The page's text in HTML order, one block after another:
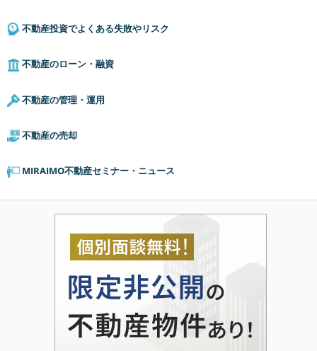
不動産投資でよくある失敗やリスク
不動産のローン・融資
不動産の管理・運用
不動産の売却
MIRAIMO不動産セミナー・ニュース